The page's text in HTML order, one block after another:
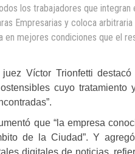
los trabajadores que
Empresarias y coloca
en mejores condiciones que el
Víctor Trionfetti
cuyo
que “la empresa
de la Ciudad”. Y
digitales de noticias,